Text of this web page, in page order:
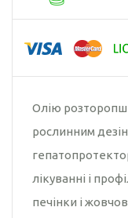
Олію
рослинним
лікуванні і
печінки і